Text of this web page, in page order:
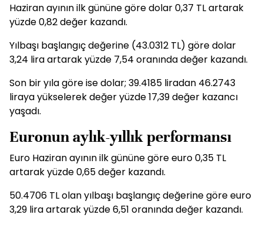
Haziran ayının ilk gününe göre dolar 0,37 TL artarak
yüzde 0,82 değer kazandı.
Yılbaşı başlangıç değerine (43.0312 TL) göre dolar
3,24 lira artarak yüzde 7,54 oranında değer kazandı.
Son bir yıla göre ise dolar; 39.4185 liradan 46.2743
liraya yükselerek değer yüzde 17,39 değer kazancı
yaşadı.
Euronun aylık-yıllık performansı
Euro Haziran ayının ilk gününe göre euro 0,35 TL
artarak yüzde 0,65 değer kazandı.
50.4706 TL olan yılbaşı başlangıç değerine göre euro
3,29 lira artarak yüzde 6,51 oranında değer kazandı.